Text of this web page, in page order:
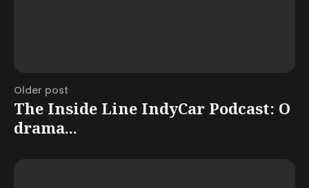
Older post
The Inside Line IndyCar Podcast: O
drama...